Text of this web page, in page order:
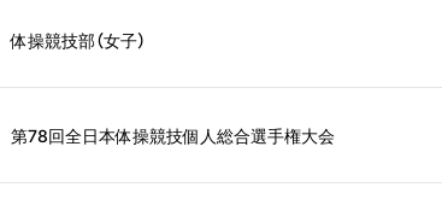
体操競技部（女子）
第78回全日本体操競技個人総合選手権大会